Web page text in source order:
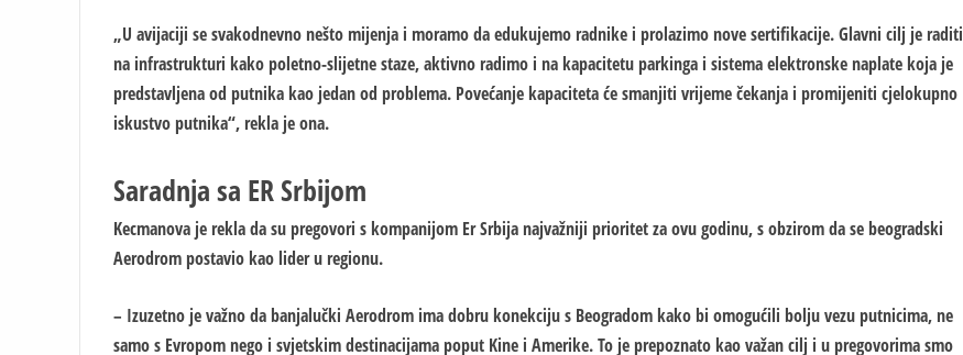
„U avijaciji se svakodnevno nešto mijenja i moramo da edukujemo radnike i prolazimo nove sertifikacije. Glavni cilj je raditi
na infrastrukturi kako poletno-slijetne staze, aktivno radimo i na kapacitetu parkinga i sistema elektronske naplate koja je
predstavljena od putnika kao jedan od problema. Povećanje kapaciteta će smanjiti vrijeme čekanja i promijeniti cjelokupno
iskustvo putnika“, rekla je ona.
Saradnja sa ER Srbijom
Kecmanova je rekla da su pregovori s kompanijom Еr Srbija najvažniji prioritet za ovu godinu, s obzirom da se beogradski
Aerodrom postavio kao lider u regionu.
– Izuzetno je važno da banjalučki Aerodrom ima dobru konekciju s Beogradom kako bi omogućili bolju vezu putnicima, ne
samo s Еvropom nego i svjetskim destinacijama poput Kine i Amerike. To je prepoznato kao važan cilj i u pregovorima smo